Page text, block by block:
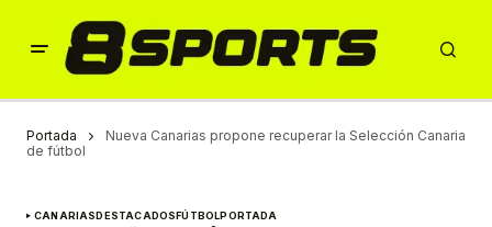
Portada
Nueva Canarias propone recuperar la Selección Canaria
de fútbol
CANARIASDESTACADOSFÚTBOLPORTADA